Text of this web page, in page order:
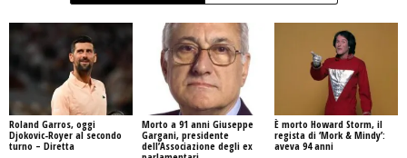
Roland Garros, oggi
Djokovic-Royer al secondo
turno – Diretta
Morto a 91 anni Giuseppe
Gargani, presidente
dell’Associazione degli ex
È morto Howard Storm, il
regista di ‘Mork & Mindy’:
aveva 94 anni